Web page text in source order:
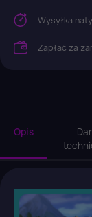
Wysyłka
Zapłać za
Opis